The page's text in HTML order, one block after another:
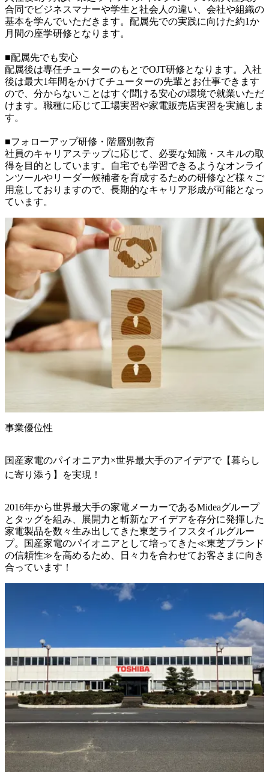
合同でビジネスマナーや学生と社会人の違い、会社や組織の
基本を学んでいただきます。配属先での実践に向けた約1か
月間の座学研修となります。
■配属先でも安心
配属後は専任チューターのもとでOJT研修となります。入社
後は最大1年間をかけてチューターの先輩とお仕事できます
ので、分からないことはすぐ聞ける安心の環境で就業いただ
けます。職種に応じて工場実習や家電販売店実習を実施しま
す。
■フォローアップ研修・階層別教育
社員のキャリアステップに応じて、必要な知識・スキルの取
得を目的としています。自宅でも学習できるようなオンライ
ンツールやリーダー候補者を育成するための研修など様々ご
用意しておりますので、長期的なキャリア形成が可能となっ
ています。
事業優位性
国産家電のパイオニア力×世界最大手のアイデアで【暮らし
に寄り添う】を実現！
2016年から世界最大手の家電メーカーであるMideaグループ
とタッグを組み、展開力と斬新なアイデアを存分に発揮した
家電製品を数々生み出してきた東芝ライフスタイルグルー
プ。国産家電のパイオニアとして培ってきた≪東芝ブランド
の信頼性≫を高めるため、日々力を合わせてお客さまに向き
合っています！